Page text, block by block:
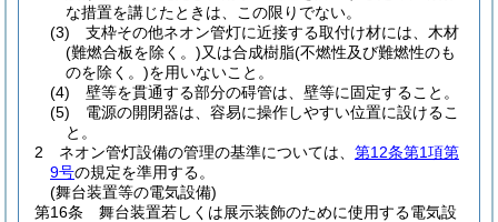
な措置を講じたときは、この限りでない。
(3)
支枠その他ネオン管灯に近接する取付け材には、木材
(難燃合板を除く。)又は合成樹脂(不燃性及び難燃性のも
のを除く。)を用いないこと。
(4)
壁等を貫通する部分の碍管は、壁等に固定すること。
(5)
電源の開閉器は、容易に操作しやすい位置に設けるこ
と。
2
ネオン管灯設備の管理の基準については、 第12条第1項第
9号の規定を準用する。
(舞台装置等の電気設備)
第16条
舞台装置若しくは展示装飾のために使用する電気設